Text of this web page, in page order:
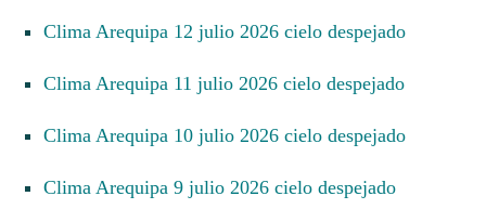
Clima Arequipa 12 julio 2026 cielo despejado
Clima Arequipa 11 julio 2026 cielo despejado
Clima Arequipa 10 julio 2026 cielo despejado
Clima Arequipa 9 julio 2026 cielo despejado